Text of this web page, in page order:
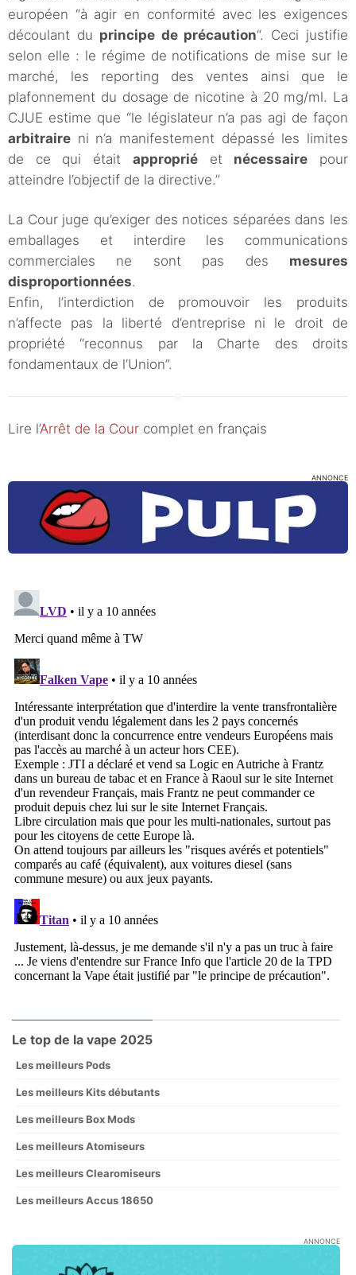
européen “à agir en conformité avec les exigences
découlant du principe de précaution“. Ceci justifie
selon elle : le régime de notifications de mise sur le
marché, les reporting des ventes ainsi que le
plafonnement du dosage de nicotine à 20 mg/ml. La
CJUE estime que “le législateur n’a pas agi de façon
arbitraire ni n’a manifestement dépassé les limites
de ce qui était appropriéet nécessaire pour
atteindre l’objectif de la directive.”
La Cour juge qu’exiger des notices séparées dans les
emballages et interdire les communications
commerciales ne sont pas des mesures
disproportionnées.
Enfin, l’interdiction de promouvoir les produits
n’affecte pas la liberté d’entreprise ni le droit de
propriété “reconnus par la Charte des droits
fondamentaux de l’Union”.
Lire l’Arrêt de la Cour complet en français
ANNONCE
Le top de la vape 2025
Les meilleurs Pods
Les meilleurs Kits débutants
Les meilleurs Box Mods
Les meilleurs Atomiseurs
Les meilleurs Clearomiseurs
Les meilleurs Accus 18650
ANNONCE